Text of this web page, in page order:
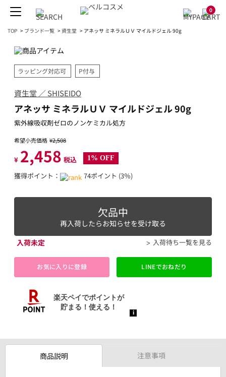
0
TOP > ブランド一覧 >資生堂 > アネッサ ミネラルＵＶ マイルドジェル 90g
ラッピング対応可 P付与
資生堂 ／ SHISEIDO
アネッサ ミネラルＵＶ マイルドジェル 90g
紫外線吸収剤ゼロのノンケミカル処方
希望小売価格 ¥2,508
¥ 2,458 税込 1% OFF
獲得ポイント： 74ポイント (3％)
欠品中
再入荷したらお知らせを受け取る
入荷未定
入荷待ち一覧を見る
お気に入りに登録 LINEでおねだり
商品説明 注意事項